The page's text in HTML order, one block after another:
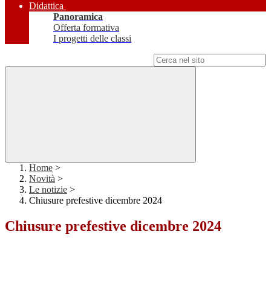
Didattica
Panoramica
Offerta formativa
I progetti delle classi
Home >
Novità >
Le notizie >
Chiusure prefestive dicembre 2024
Chiusure prefestive dicembre 2024